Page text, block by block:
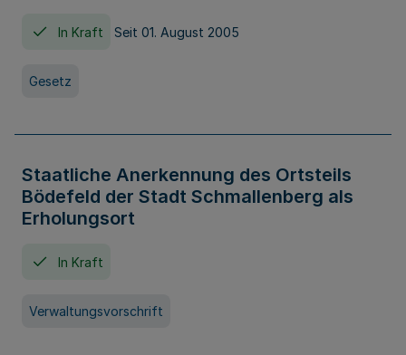
In Kraft Seit 01. August 2005
Gesetz
Staatliche Anerkennung des Ortsteils
Bödefeld der Stadt Schmallenberg als
Erholungsort
In Kraft
Verwaltungsvorschrift